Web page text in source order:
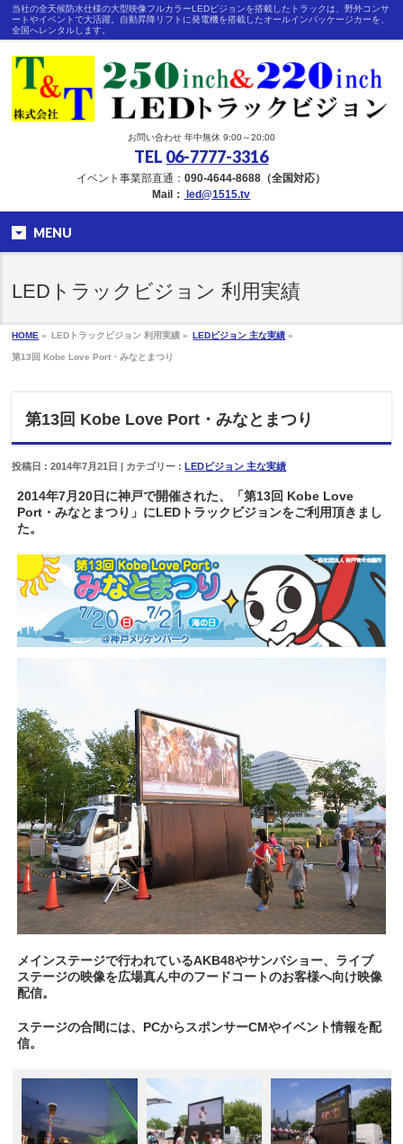
当社の全天候防水仕様の大型映像フルカラーLEDビジョンを搭載したトラックは、野外コンサ
ートやイベントで大活躍。自動昇降リフトに発電機を搭載したオールインパッケージカーを、
全国へレンタルします。
お問い合わせ 年中無休 9:00～20:00
TEL 06-7777-3316
イベント事業部直通：090-4644-8688（全国対応）
Mail：
led@1515.tv
MENU
LEDトラックビジョン 利用実績
HOME » LEDトラックビジョン 利用実績 » LEDビジョン 主な実績 »
第13回 Kobe Love Port・みなとまつり
第13回 Kobe Love Port・みなとまつり
投稿日 : 2014年7月21日 | カテゴリー :LEDビジョン 主な実績
2014年7月20日に神戸で開催された、「第13回 Kobe Love
Port・みなとまつり」にLEDトラックビジョンをご利用頂きまし
た。
メインステージで行われているAKB48やサンバショー、ライブ
ステージの映像を広場真ん中のフードコートのお客様へ向け映像
配信。
ステージの合間には、PCからスポンサーCMやイベント情報を配
信。